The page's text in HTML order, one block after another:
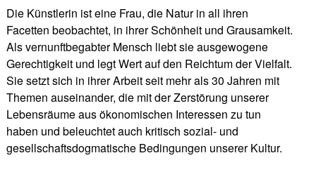
Die Künstlerin ist eine Frau, die Natur in all ihren
Facetten beobachtet, in ihrer Schönheit und Grausamkeit.
Als vernunftbegabter Mensch liebt sie ausgewogene
Gerechtigkeit und legt Wert auf den Reichtum der Vielfalt.
Sie setzt sich in ihrer Arbeit seit mehr als 30 Jahren mit
Themen auseinander, die mit der Zerstörung unserer
Lebensräume aus ökonomischen Interessen zu tun
haben und beleuchtet auch kritisch sozial- und
gesellschaftsdogmatische Bedingungen unserer Kultur.